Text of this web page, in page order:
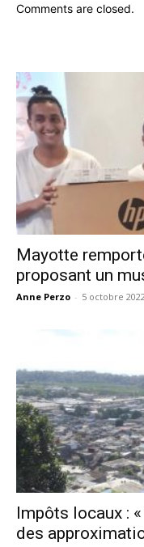
Comments are closed.
Mayotte
proposant un
Anne Perzo - 5 octobre
Impôts locaux :
des